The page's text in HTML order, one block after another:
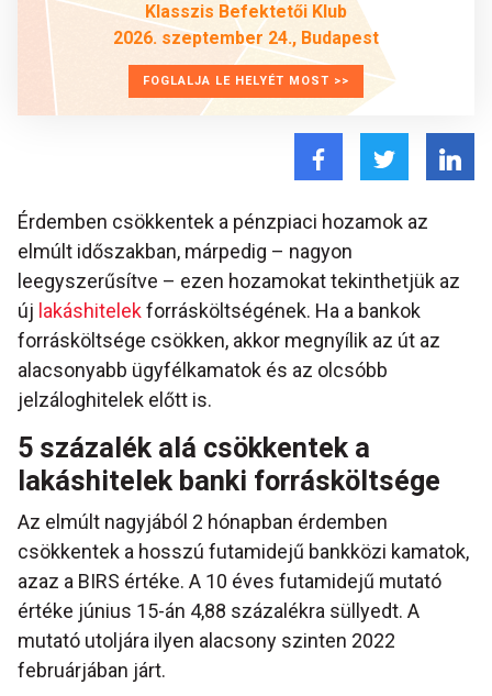
Klasszis Befektetői Klub
2026. szeptember 24., Budapest
FOGLALJA LE HELYÉT MOST >>
Érdemben csökkentek a pénzpiaci hozamok az
elmúlt időszakban, márpedig – nagyon
leegyszerűsítve – ezen hozamokat tekinthetjük az
új lakáshitelekforrásköltségének. Ha a bankok
forrásköltsége csökken, akkor megnyílik az út az
alacsonyabb ügyfélkamatok és az olcsóbb
jelzáloghitelek előtt is.
5 százalék alá csökkentek a
lakáshitelek banki forrásköltsége
Az elmúlt nagyjából 2 hónapban érdemben
csökkentek a hosszú futamidejű bankközi kamatok,
azaz a BIRS értéke. A 10 éves futamidejű mutató
értéke június 15-án 4,88 százalékra süllyedt. A
mutató utoljára ilyen alacsony szinten 2022
februárjában járt.